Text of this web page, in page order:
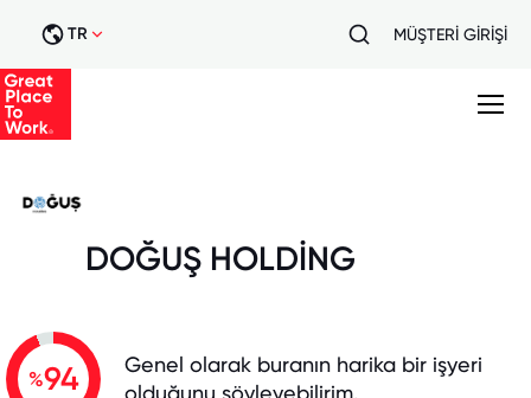
TR MÜŞTERİ GİRİŞİ
DOĞUŞ HOLDİNG
%94
Genel olarak buranın harika bir işyeri
olduğunu söyleyebilirim.